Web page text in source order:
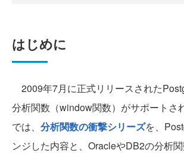
はじめに
2009年7月に正式リリースされた
分析関数（window関数）がサポートさ
では、 分析関数の衝撃シリーズを、
ンジした内容と、OracleやDB2の分析